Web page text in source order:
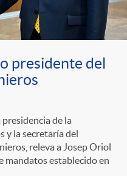
presidente del
de la
y la secretaría del
releva a Josep Oriol
mandatos establecido en